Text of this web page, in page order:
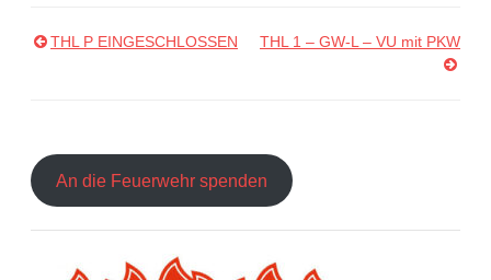
Beitragsnavigation
THL P EINGESCHLOSSEN THL 1 – GW-L – VU mit PKW
An die Feuerwehr spenden